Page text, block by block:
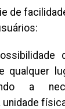
de
qualquer
a